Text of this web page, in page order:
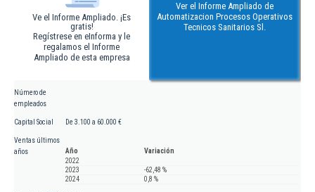
Ve el Informe Ampliado. ¡Es
gratis!
Regístrese en eInforma y le
regalamos el Informe
Ampliado de esta empresa
Ver el Informe Ampliado de
Automatizacion Procesos Operativos
Tecnicos Sanitarios Sl.
Número de
empleados
Capital Social De 3.100 a 60.000 €
Ventas últimos
años
Año
Variación
2022
2023
-62,48 %
2024
0,8 %